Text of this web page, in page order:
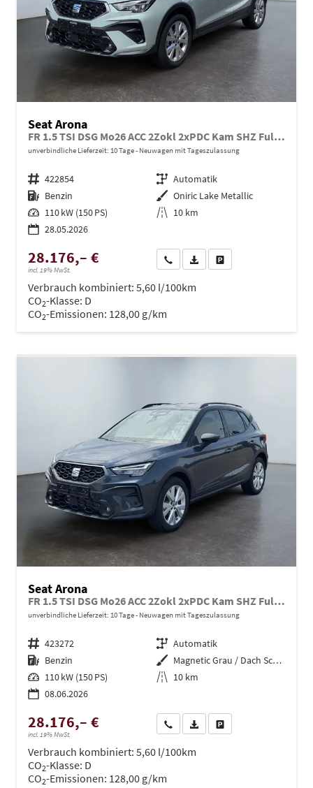
Seat Arona
FR 1.5 TSI DSG Mo26 ACC 2Zokl 2xPDC Kam SHZ Full Link
unverbindliche Lieferzeit: 10 Tage Neuwagen mit Tageszulassung
Fahrzeugnr. 422854 Getriebe Automatik
Kraftstoff Benzin Außenfarbe Oniric Lake Metallic
Leistung 110 kW (150 PS) Kilometerstand 10 km
28.05.2026
28.176,– €
incl. 19% MwSt.
Wir rufen Sie anPDF-Datei, Fahrzeugexposé
Verbrauch kombiniert: 5,60 l/100km
CO2-Klasse: D
CO2-Emissionen: 128,00 g/km
Seat Arona
FR 1.5 TSI DSG Mo26 ACC 2Zokl 2xPDC Kam SHZ Full Link
unverbindliche Lieferzeit: 10 Tage Neuwagen mit Tageszulassung
Fahrzeugnr. 423272 Getriebe Automatik
Kraftstoff Benzin Außenfarbe
Magnetic Grau / Dach Schwarz
Leistung 110 kW (150 PS) Kilometerstand 10 km
08.06.2026
28.176,– €
incl. 19% MwSt.
Wir rufen Sie anPDF-Datei, Fahrzeugexposé
Verbrauch kombiniert: 5,60 l/100km
CO2-Klasse: D
CO2-Emissionen: 128,00 g/km